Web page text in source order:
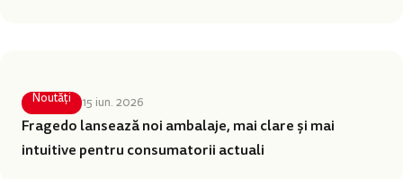
Noutăți 15 iun. 2026
Fragedo lansează noi ambalaje, mai clare și mai
intuitive pentru consumatorii actuali